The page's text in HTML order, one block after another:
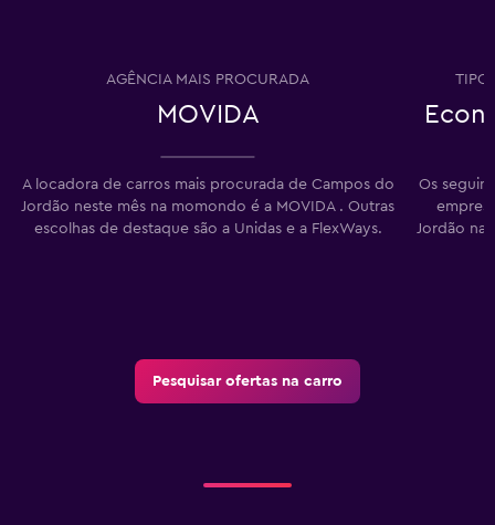
AGÊNCIA MAIS PROCURADA
MOVIDA
A locadora de carros mais procurada de Campos do
Jordão neste mês na momondo é a MOVIDA . Outras
escolhas de destaque são a Unidas e a FlexWays.
Os
Jordão
Pesquisar ofertas na carro